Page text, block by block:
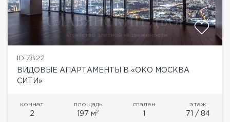
ID 7822
ВИДОВЫЕ АПАРТАМЕНТЫ В «ОКО МОСКВА
СИТИ»
комнат
2
площадь
197 м2
спален
1
этаж
71 / 84